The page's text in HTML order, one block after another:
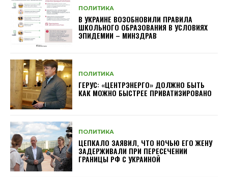
ПОЛИТИКА
В УКРАИНЕ ВОЗОБНОВИЛИ ПРАВИЛА
ШКОЛЬНОГО ОБРАЗОВАНИЯ В УСЛОВИЯХ
ЭПИДЕМИИ – МИНЗДРАВ
ПОЛИТИКА
ГЕРУС: «ЦЕНТРЭНЕРГО» ДОЛЖНО БЫТЬ
КАК МОЖНО БЫСТРЕЕ ПРИВАТИЗИРОВАНО
ПОЛИТИКА
ЦЕПКАЛО ЗАЯВИЛ, ЧТО НОЧЬЮ ЕГО ЖЕНУ
ЗАДЕРЖИВАЛИ ПРИ ПЕРЕСЕЧЕНИИ
ГРАНИЦЫ РФ С УКРАИНОЙ